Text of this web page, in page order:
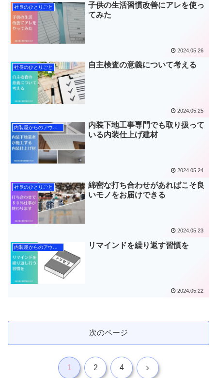
社長のひとりごと
子供の生活習慣改善にアレを使っ
てみた
2024.05.26
社長のひとりごと 自主検査の意義について考える
2024.05.25
内装下地工事専門でも取り扱って
いる内装仕上げ建材
2024.05.24
社長のひとりごと
綿密な打ち合わせがあればこそ良
いモノをお届けできる
2024.05.23
リマインドを繰り返す習慣を
2024.05.22
次のページ
1 2 4 次